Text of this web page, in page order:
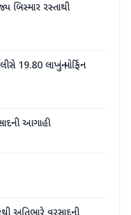
બિસ્માર રસ્તાથી
19.80 લાખનું મોર્ફિન
આગાહી